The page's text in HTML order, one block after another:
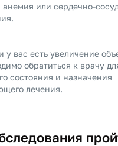
анемия или сердечно-
у вас есть увеличение
обратиться к врачу
состояния и назначения
лечения.